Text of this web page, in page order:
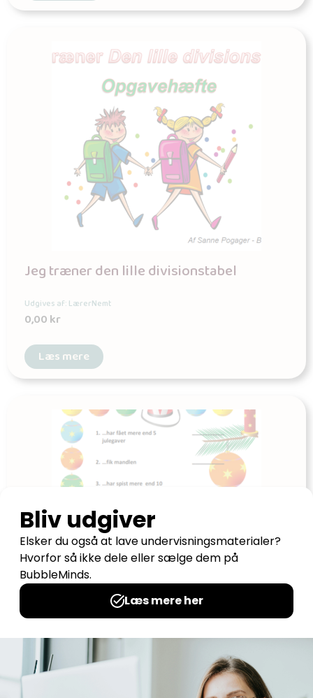
Jeg træner den lille divisionstabel
Udgives af: LærerNemt
0,00kr
Læs mere
Find èn, der i juleferien…
Udgives af: LærerNemt